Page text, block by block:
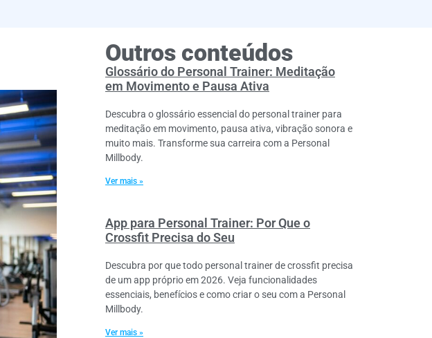
Outros conteúdos
Glossário do Personal Trainer: Meditação
em Movimento e Pausa Ativa
Descubra o glossário essencial do personal trainer para
meditação em movimento, pausa ativa, vibração sonora e
muito mais. Transforme sua carreira com a Personal
Millbody.
Ver mais »
App para Personal Trainer: Por Que o
Crossfit Precisa do Seu
Descubra por que todo personal trainer de crossfit precisa
de um app próprio em 2026. Veja funcionalidades
essenciais, benefícios e como criar o seu com a Personal
Millbody.
Ver mais »